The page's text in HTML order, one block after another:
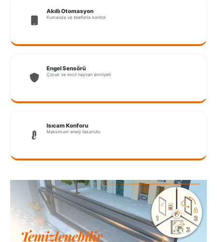
Akıllı Otomasyon
Kumanda ve telefonla kontrol
Engel Sensörü
Çocuk ve evcil hayvan emniyeti
Isıcam Konforu
Maksimum enerji tasarrufu
Muğla
Muş
Coquitlam
Sarajevo
Sivas
Tilburg
Van
Yalova